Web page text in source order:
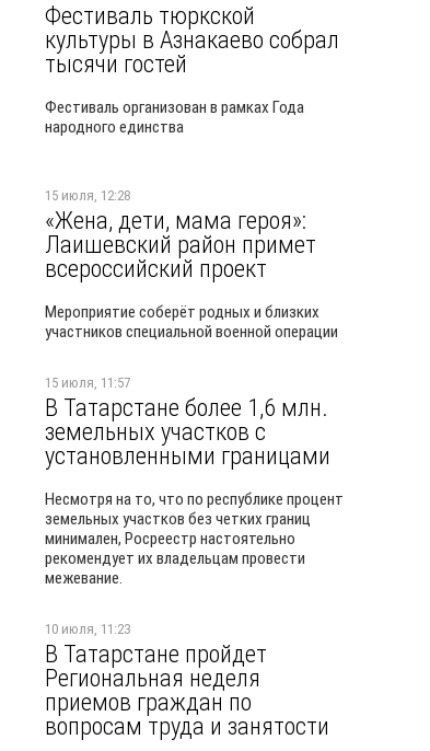
Фестиваль тюркской
культуры в Азнакаево собрал
тысячи гостей
Фестиваль организован в рамках Года
народного единства
15 июля, 12:28
«Жена, дети, мама героя»:
Лаишевский район примет
всероссийский проект
Мероприятие соберёт родных и близких
участников специальной военной операции
15 июля, 11:57
В Татарстане более 1,6 млн.
земельных участков с
установленными границами
Несмотря на то, что по республике процент
земельных участков без четких границ
минимален, Росреестр настоятельно
рекомендует их владельцам провести
межевание.
10 июля, 11:23
В Татарстане пройдет
Региональная неделя
приемов граждан по
вопросам труда и занятости